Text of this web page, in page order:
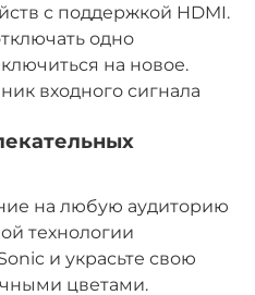
с поддержкой HDMI.
одно
на новое.
входного сигнала
на любую аудиторию
технологии
и украсьте свою
цветами.